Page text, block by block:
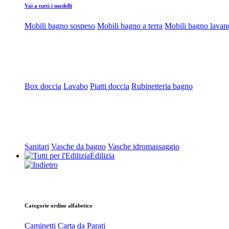
Vai a tutti i modelli
Mobili bagno sospeso Mobili bagno a terra Mobili bagno
Box doccia Lavabo Piatti doccia Rubinetteria bagno
Sanitari Vasche da bagno Vasche idromassaggio
Edilizia
Categorie ordine alfabetico
Caminetti Carta da Parati